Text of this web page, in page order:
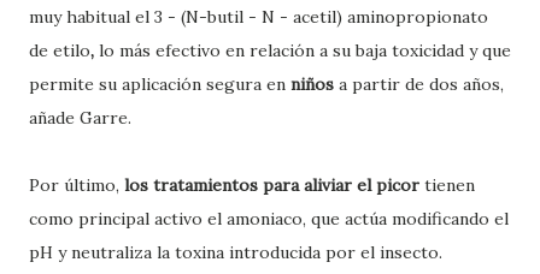
muy habitual el 3 - (N-butil - N - acetil) aminopropionato
de etilo, lo más efectivo en relación a su baja toxicidad y que
permite su aplicación segura en niños a partir de dos años,
añade Garre.
Por último, los tratamientos para aliviar el picor tienen
como principal activo el amoniaco, que actúa modificando el
pH y neutraliza la toxina introducida por el insecto.